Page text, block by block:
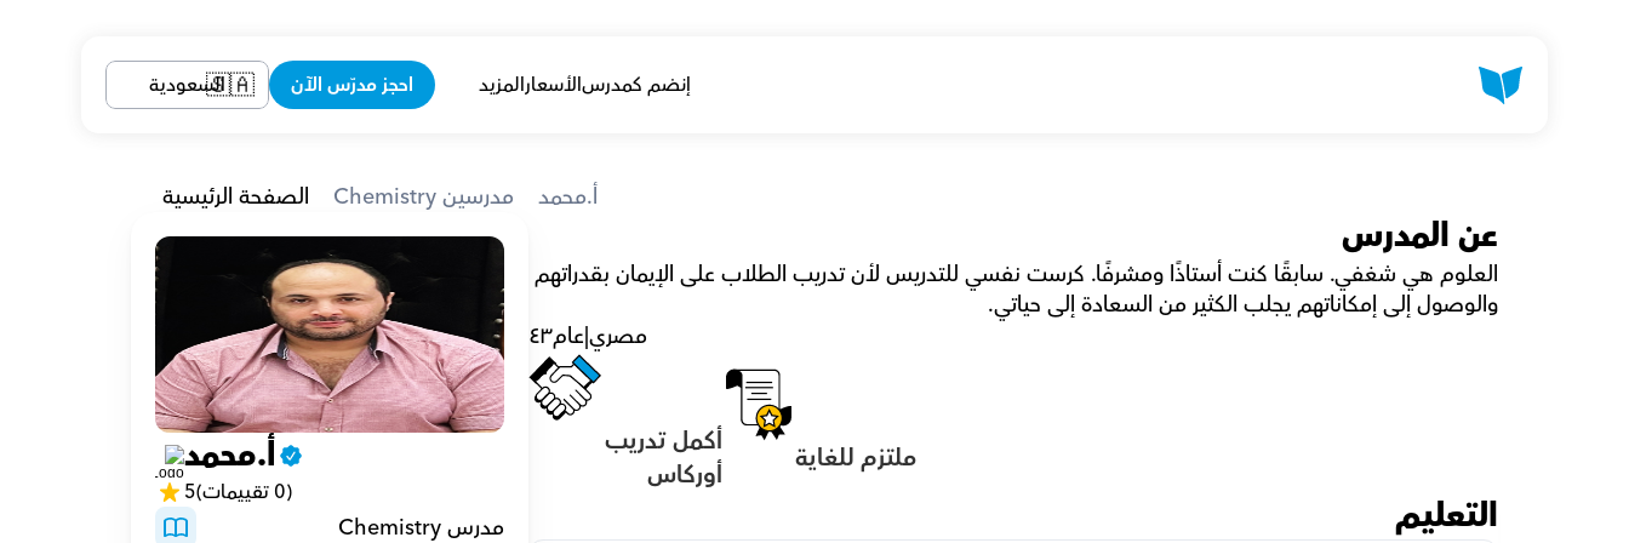
إنضم كمدرسالأسعارالمزيد احجز مدرّس الآن 🇸🇦السعودية
الصفحة الرئيسية Chemistry مدرسين أ.محمد
أ.محمد
5 (0 تقييمات)
مدرس Chemistry
عن المدرس
العلوم هي شغفي. سابقًا كنت أستاذًا ومشرفًا. كرست نفسي للتدريس لأن تدريب الطلاب على الإيمان بقدراتهم
والوصول إلى إمكاناتهم يجلب الكثير من السعادة إلى حياتي.
٤٣عام|مصري
ملتزم للغاية
أوركاس
التعليم